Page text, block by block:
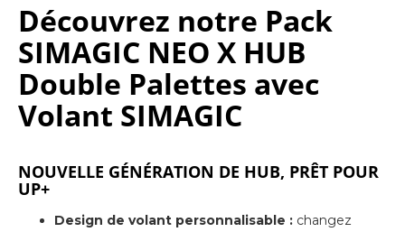
Découvrez notre Pack
SIMAGIC NEO X HUB
Double Palettes avec
Volant SIMAGIC
NOUVELLE GÉNÉRATION DE HUB, PRÊT POUR
UP+
Design de volant personnalisable : changez